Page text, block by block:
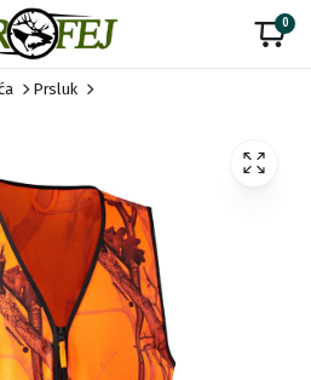
0
Prsluk